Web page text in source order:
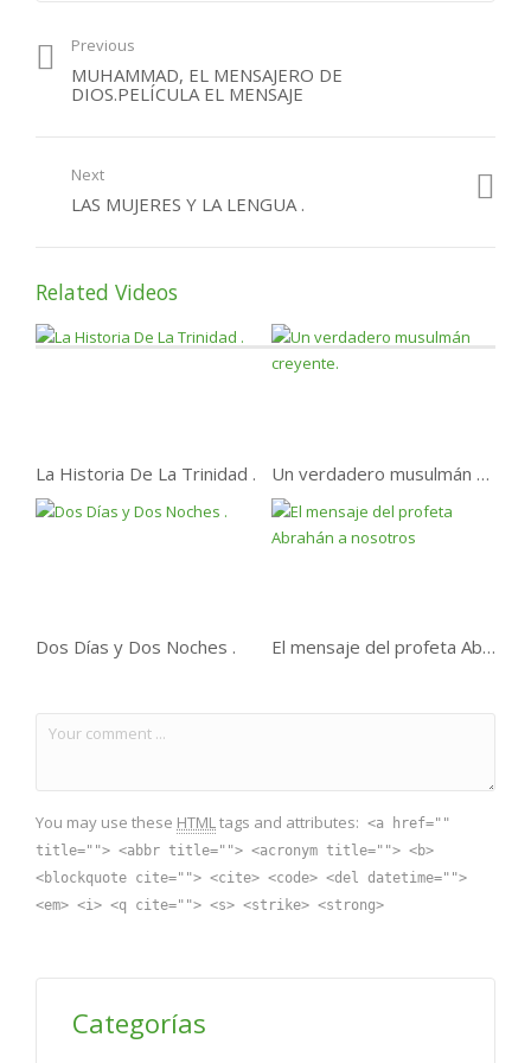
que Allah dio al paraíso.
Previous
MUHAMMAD, EL MENSAJERO DE
DIOS.PELÍCULA EL MENSAJE
Next
LAS MUJERES Y LA LENGUA .
Related Videos
La Historia De La Trinidad . Un verdadero musulmán creyente.
Dos Días y Dos Noches . El mensaje del profeta Abrahán a nosotros
You may use these HTMLtags and attributes: <a href=""
title=""> <abbr title=""> <acronym title=""> <b>
<blockquote cite=""> <cite> <code> <del datetime="">
<em> <i> <q cite=""> <s> <strike> <strong>
Categorías